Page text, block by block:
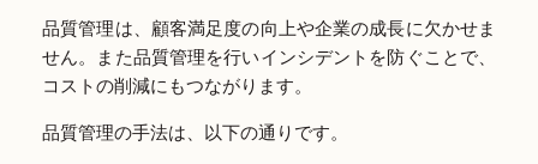
品質管理は、顧客満足度の向上や企業の成長に欠かせま
せん。また品質管理を行いインシデントを防ぐことで、
コストの削減にもつながります。
品質管理の手法は、以下の通りです。